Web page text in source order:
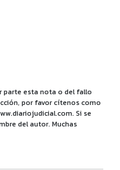
parte esta nota o del fallo
por favor cítenos como
Si se
del autor. Muchas